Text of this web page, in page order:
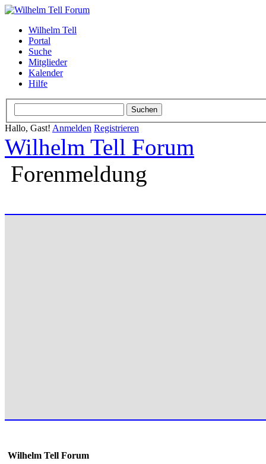
Wilhelm Tell
Portal
Suche
Mitglieder
Kalender
Hilfe
Hallo, Gast! Anmelden Registrieren
Wilhelm Tell Forum
Forenmeldung
Wilhelm Tell Forum